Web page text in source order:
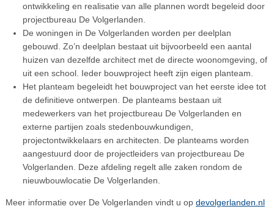
ontwikkeling en realisatie van alle plannen wordt begeleid door
projectbureau De Volgerlanden.
De woningen in De Volgerlanden worden per deelplan
gebouwd. Zo’n deelplan bestaat uit bijvoorbeeld een aantal
huizen van dezelfde architect met de directe woonomgeving, of
uit een school. Ieder bouwproject heeft zijn eigen planteam.
Het planteam begeleidt het bouwproject van het eerste idee tot
de definitieve ontwerpen. De planteams bestaan uit
medewerkers van het projectbureau De Volgerlanden en
externe partijen zoals stedenbouwkundigen,
projectontwikkelaars en architecten. De planteams worden
aangestuurd door de projectleiders van projectbureau De
Volgerlanden. Deze afdeling regelt alle zaken rondom de
nieuwbouwlocatie De Volgerlanden.
Meer informatie over De Volgerlanden vindt u op devolgerlanden.nl